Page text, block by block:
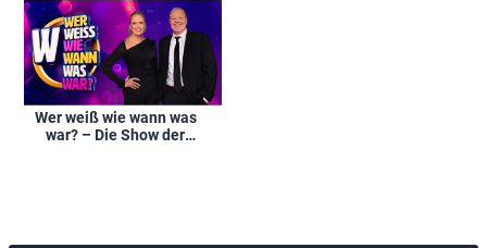
Wer weiß wie wann was
war? – Die Show der